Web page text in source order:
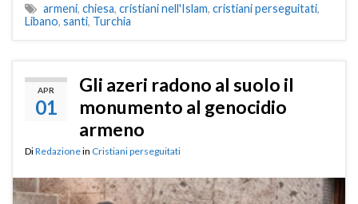
armeni, chiesa, cristiani nell'Islam, cristiani perseguitati,
Libano, santi, Turchia
APR
01
Gli azeri radono al suolo il
monumento al genocidio
armeno
DiRedazionein Cristiani perseguitati